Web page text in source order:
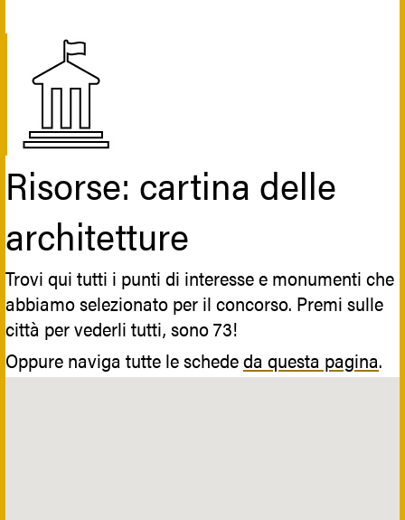
Risorse: cartina delle
architetture
Trovi qui tutti i punti di interesse e monumenti che
abbiamo selezionato per il concorso. Premi sulle
città per vederli tutti, sono 73!
Oppure naviga tutte le schededa questa pagina.